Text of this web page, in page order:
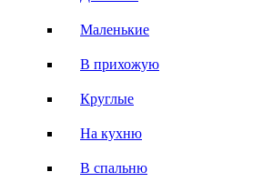
Маленькие
В прихожую
Круглые
На кухню
В спальню